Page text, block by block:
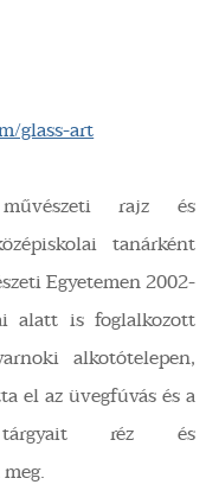
glass-art
rajz és
tanárként
Egyetemen 2002-
alatt is foglalkozott
alkotótelepen,
el az üvegfúvás és a
réz és